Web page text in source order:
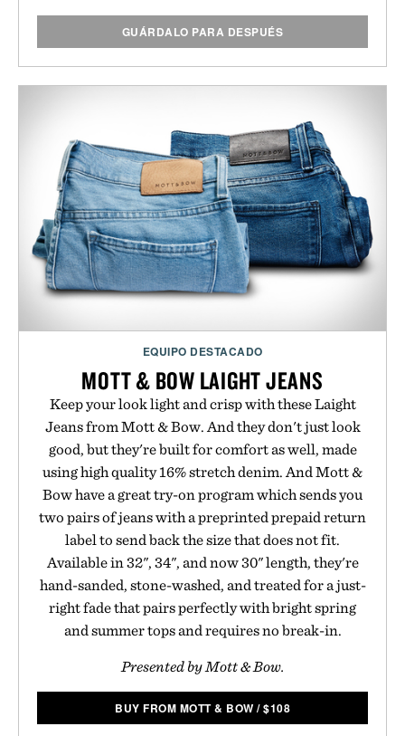
GUÁRDALO PARA DESPUÉS
EQUIPO DESTACADO
MOTT & BOW LAIGHT JEANS
Keep your look light and crisp with these Laight
Jeans from Mott & Bow. And they don't just look
good, but they're built for comfort as well, made
using high quality 16% stretch denim. And Mott &
Bow have a great try-on program which sends you
two pairs of jeans with a preprinted prepaid return
label to send back the size that does not fit.
Available in 32", 34", and now 30" length, they're
hand-sanded, stone-washed, and treated for a just-
right fade that pairs perfectly with bright spring
and summer tops and requires no break-in.
Presented by Mott & Bow.
BUY FROM MOTT & BOW /$108